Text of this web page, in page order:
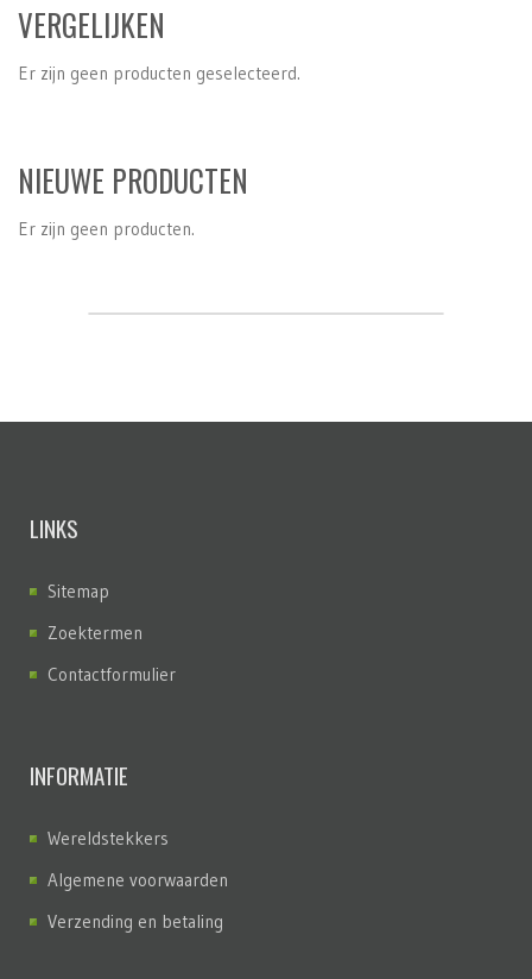
VERGELIJKEN
Er zijn geen producten geselecteerd.
NIEUWE PRODUCTEN
Er zijn geen producten.
LINKS
Sitemap
Zoektermen
Contactformulier
INFORMATIE
Wereldstekkers
Algemene voorwaarden
Verzending en betaling